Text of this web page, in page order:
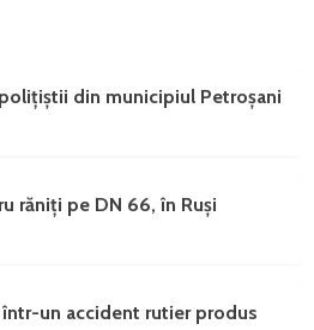
din municipiul Petroșani
răniți pe DN 66, în Ruși
un accident rutier produs